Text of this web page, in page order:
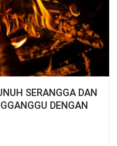
SERANGGA DAN
DENGAN